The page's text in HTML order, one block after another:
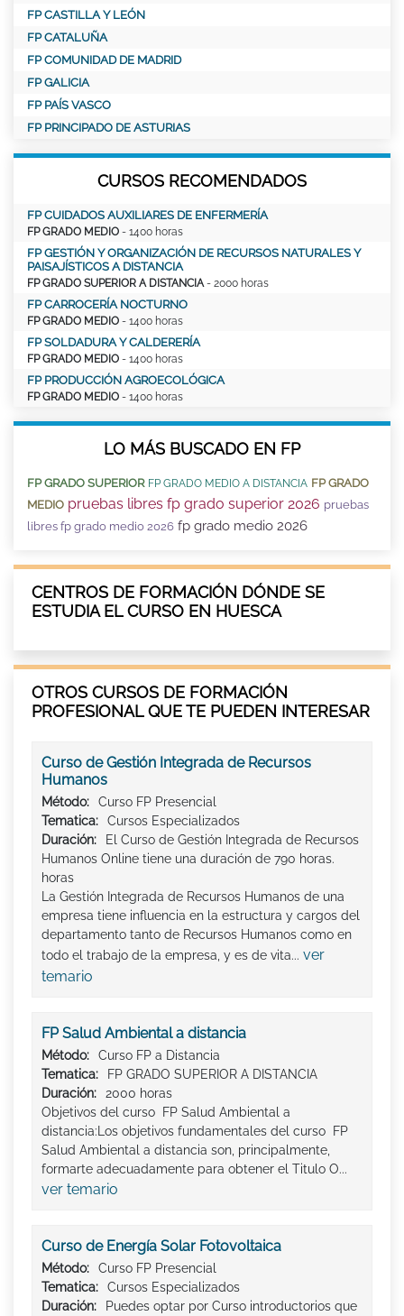
FP CASTILLA Y LEÓN
FP CATALUÑA
FP COMUNIDAD DE MADRID
FP GALICIA
FP PAÍS VASCO
FP PRINCIPADO DE ASTURIAS
CURSOS RECOMENDADOS
FP CUIDADOS AUXILIARES DE ENFERMERÍA
FP GRADO MEDIO - 1400 horas
FP GESTIÓN Y ORGANIZACIÓN DE RECURSOS NATURALES Y
PAISAJÍSTICOS A DISTANCIA
FP GRADO SUPERIOR A DISTANCIA - 2000 horas
FP CARROCERÍA NOCTURNO
FP GRADO MEDIO - 1400 horas
FP SOLDADURA Y CALDERERÍA
FP GRADO MEDIO - 1400 horas
FP PRODUCCIÓN AGROECOLÓGICA
FP GRADO MEDIO - 1400 horas
LO MÁS BUSCADO EN FP
FP GRADO SUPERIOR FP GRADO MEDIO A DISTANCIA FP GRADO
MEDIO pruebas libres fp grado superior 2026 pruebas
libres fp grado medio 2026 fp grado medio 2026
CENTROS DE FORMACIÓN DÓNDE SE
ESTUDIA EL CURSO EN HUESCA
OTROS CURSOS DE FORMACIÓN
PROFESIONAL QUE TE PUEDEN INTERESAR
Curso de Gestión Integrada de Recursos
Humanos
Método:
Curso FP Presencial
Tematica:
Cursos Especializados
Duración:
El Curso de Gestión Integrada de Recursos
Humanos Online tiene una duración de 790 horas.
horas
La Gestión Integrada de Recursos Humanos de una
empresa tiene influencia en la estructura y cargos del
departamento tanto de Recursos Humanos como en
todo el trabajo de la empresa, y es de vita... ver
temario
FP Salud Ambiental a distancia
Método:
Curso FP a Distancia
Tematica:
FP GRADO SUPERIOR A DISTANCIA
Duración:
2000 horas
Objetivos del curso FP Salud Ambiental a
distancia:Los objetivos fundamentales del curso FP
Salud Ambiental a distancia son, principalmente,
formarte adecuadamente para obtener el Titulo O...
ver temario
Curso de Energía Solar Fotovoltaica
Método:
Curso FP Presencial
Tematica:
Cursos Especializados
Duración:
Puedes optar por Curso introductorios que